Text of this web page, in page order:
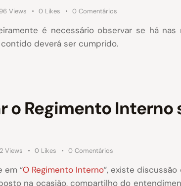
Views 0 Likes 0 Comentários
é necessário observar se há
deverá ser cumprido.
o Regimento Interno
Views 0 Likes 0 Comentários
em “O Regimento Interno”, existe
na ocasião, compartilho do